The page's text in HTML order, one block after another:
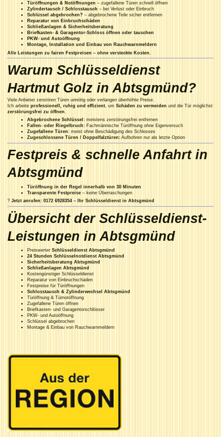
Türöffnungen & Notöffnungen – zugefallene Türen schnell öffnen
Zylindertausch / Schlosstausch – bei Verlust oder Einbruch
Schlüssel abgebrochen? – abgebrochene Teile sicher entfernen
Reparatur von Einbruchschäden
Schließanlagen & Sicherheitsberatung
Briefkasten- & Garagentor-Schloss öffnen oder tauschen
PKW- und Autoöffnung
Montage, Installation und Einbau von Rauchwarnmeldern
Alle Leistungen zu fairen Festpreisen – ohne versteckte Kosten.
Warum Schlüsseldienst
Hartmut Golz in Abtsgmünd?
Viele Anbieter zerstören Türen unnötig oder verlangen überhöhte Preise.
Ich arbeite professionell, ruhig und effizient , um Schäden zu vermeiden und die Tür möglichst
zerstörungsfrei zu öffnen
Abgebrochene Schlüssel: meistens zerstörungsfrei entfernen
Fallen- oder Riegelbruch: Fachmännische Türöffnung ohne Eigenversuch
Zugefallene Türen: meist ohne Beschädigung des Schlosses
Zugeschlossene Türen / Doppelfalztüren: Aufbohren nur als letzte Option
Festpreis & schnelle Anfahrt in
Abtsgmünd
Türöffnung in der Regel innerhalb von 30 Minuten
Transparente Festpreise – keine Überraschungen
? Jetzt anrufen: 0172 6928354 – Ihr Schlüsseldienst in Abtsgmünd
Übersicht der Schlüsseldienst-
Leistungen in Abtsgmünd
Preiswerter Schlüsseldienst Abtsgmünd
24 Stunden Schlüsselnotdienst Abtsgmünd
Sicherheitsberatung Abtsgmünd
Schließanlagen Abtsgmünd
Kostengünstiger Schlüsseldienst
Reparatur von Einbruchschäden
Festpreise für Türöffnungen
Schlosstausch & Zylinderwechsel Abtsgmünd
Türöffnung & Türnotöffnung
Zugefallene Türen öffnen
Briefkasten- und Garagentorschlösser
PKW- und Autoöffnung
Schlüssel abgebrochen
Montage & Einbau von Rauchwarnmeldern